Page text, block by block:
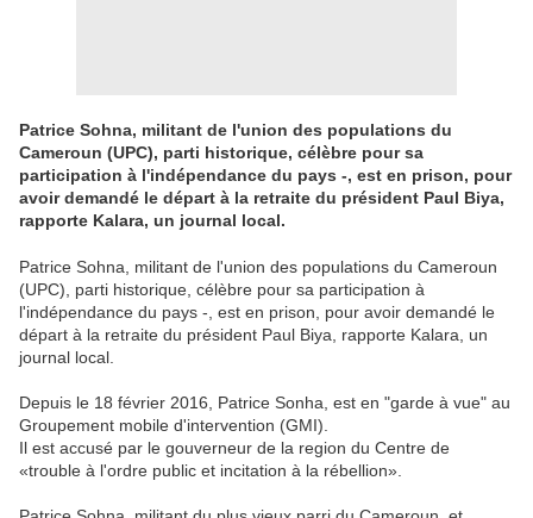
Patrice Sohna, militant de l'union des populations du
Cameroun (UPC), parti historique, célèbre pour sa
participation à l'indépendance du pays -, est en prison, pour
avoir demandé le départ à la retraite du président Paul Biya,
rapporte Kalara, un journal local.
Patrice Sohna, militant de l'union des populations du Cameroun
(UPC), parti historique, célèbre pour sa participation à
l'indépendance du pays -, est en prison, pour avoir demandé le
départ à la retraite du président Paul Biya, rapporte Kalara, un
journal local.
Depuis le 18 février 2016, Patrice Sonha, est en "garde à vue" au
Groupement mobile d'intervention (GMI).
Il est accusé par le gouverneur de la region du Centre de
«trouble à l'ordre public et incitation à la rébellion».